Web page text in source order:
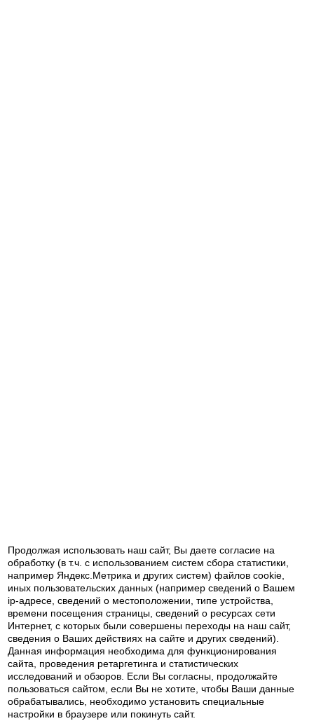
Продолжая использовать наш cайт, Вы даете согласие на
обработку (в т.ч. с использованием систем сбора статистики,
например Яндекс.Метрика и других систем) файлов cookie,
иных пользовательских данных (например сведений о Вашем
ip-адресе, сведений о местоположении, типе устройства,
времени посещения страницы, сведений о ресурсах сети
Интернет, с которых были совершены переходы на наш сайт,
сведения о Ваших действиях на сайте и других сведений).
Данная информация необходима для функционирования
сайта, проведения ретаргетинга и статистических
исследований и обзоров. Если Вы согласны, продолжайте
пользоваться сайтом, если Вы не хотите, чтобы Ваши данные
обрабатывались, необходимо установить специальные
настройки в браузере или покинуть сайт.